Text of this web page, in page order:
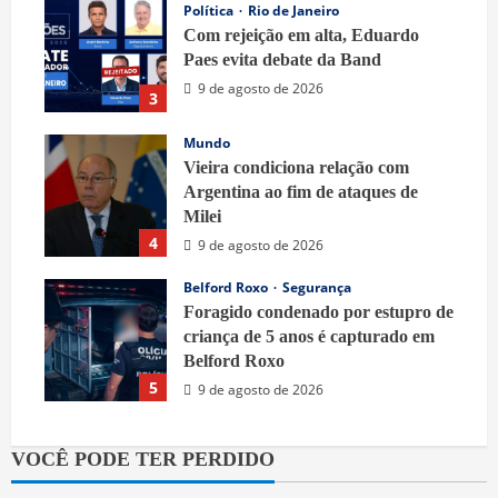
3
Política
Rio de Janeiro
Com rejeição em alta, Eduardo
Paes evita debate da Band
9 de agosto de 2026
4
Mundo
Vieira condiciona relação com
Argentina ao fim de ataques de
Milei
9 de agosto de 2026
5
Belford Roxo
Segurança
Foragido condenado por estupro de
criança de 5 anos é capturado em
Belford Roxo
9 de agosto de 2026
VOCÊ PODE TER PERDIDO